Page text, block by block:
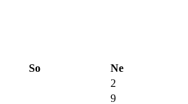
So
Ne
2
9